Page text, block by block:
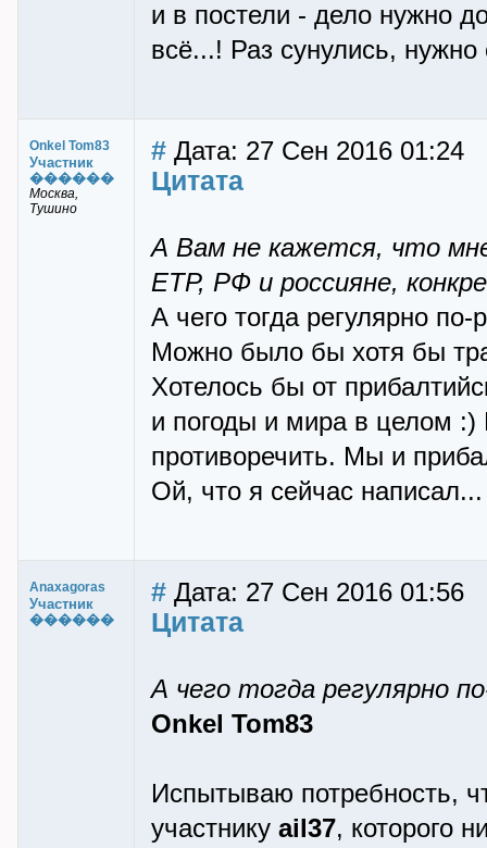
и в постели - дело нужно
всё...! Раз сунулись,
Onkel Tom83
Участник
������
Москва,
Тушино
# Дата: 27 Сен 2016 01:24
Цитата
А Вам не кажется, что
ЕТР, РФ и россияне,
А чего тогда регулярно по-
Можно было бы хотя бы
Хотелось бы от
и погоды и мира в целом :)
противоречить. Мы и
Ой, что я сейчас написал...
Anaxagoras
Участник
������
# Дата: 27 Сен 2016 01:56
Цитата
А чего тогда регулярно
Onkel Tom83
Испытываю потребность,
участнику ail37, которого